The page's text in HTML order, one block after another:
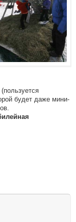
будет даже мини-